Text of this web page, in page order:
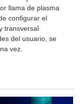
llama de plasma
configurar el
transversal
del usuario, se
vez.